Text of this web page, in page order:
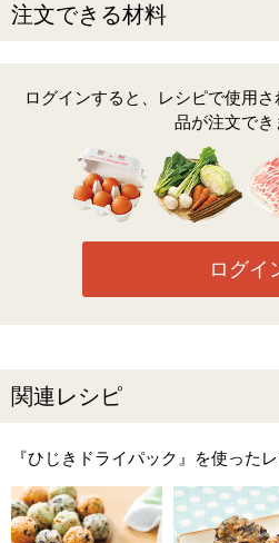
注文できる材料
ログインすると、レシピで使用
品が注文でき
ログイ
関連レシピ
『ひじきドライパック』を使った